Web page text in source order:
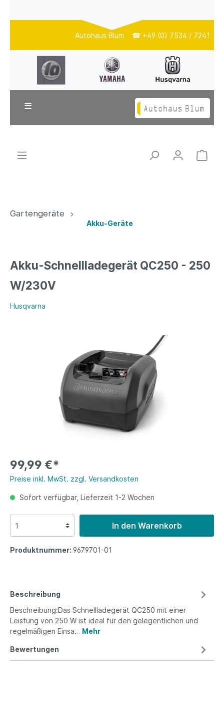
Autohaus Blum ☎ +49 (0) 7534 / 7241
≡
Gartengeräte
Akku-Geräte
Akku-Schnellladegerät QC250 - 250
W/230V
Husqvarna
99,99 €*
Preise inkl. MwSt. zzgl. Versandkosten
Sofort verfügbar, Lieferzeit 1-2 Wochen
In den Warenkorb
Produktnummer: 9679701-01
Beschreibung
Beschreibung:Das Schnellladegerät QC250 mit einer
Leistung von 250 W ist ideal für den gelegentlichen und
regelmäßigen Einsa… Mehr
Bewertungen